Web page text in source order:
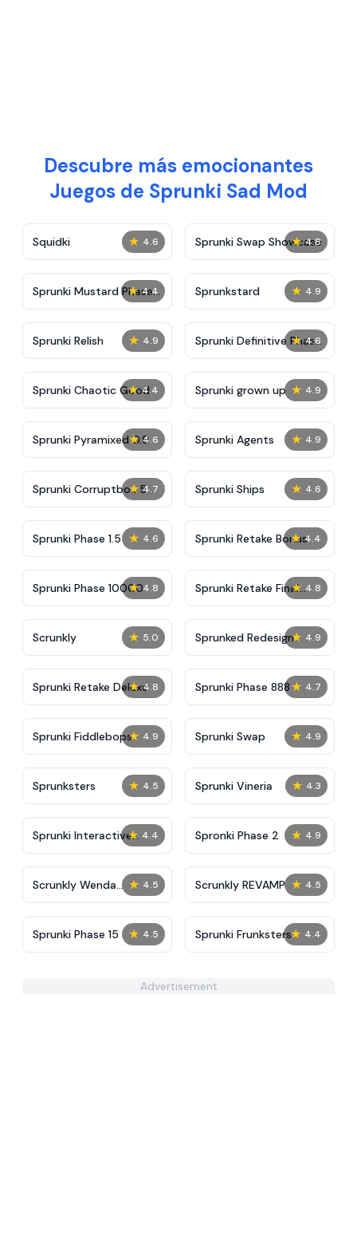
Descubre más emocionantes
Juegos de Sprunki Sad Mod
★ 4.6
Squidki ★ 4.8
Sprunki Swap Showcase
★ 4.4
Sprunki Mustard Phase
2
★ 4.9
Sprunkstard
★ 4.9
Sprunki Relish ★ 4.6
Sprunki Definitive Phase
7
★ 4.4
Sprunki Chaotic Good ★ 4.9
Sprunki grown up
★ 4.6
Sprunki Pyramixed 0.9 ★ 4.9
Sprunki Agents
★ 4.7
Sprunki Corruptbox 5 ★ 4.6
Sprunki Ships
★ 4.6
Sprunki Phase 1.5 ★ 4.4
Sprunki Retake Bonus
★ 4.8
Sprunki Phase 10000 ★ 4.8
Sprunki Retake Final
Update
★ 5.0
Scrunkly ★ 4.9
Sprunked Redesign
★ 4.8
Sprunki Retake Deluxe ★ 4.7
Sprunki Phase 888
★ 4.9
Sprunki Fiddlebops ★ 4.9
Sprunki Swap
★ 4.5
Sprunksters ★ 4.3
Sprunki Vineria
★ 4.4
Sprunki Interactive
Tunner
★ 4.9
Spronki Phase 2
★ 4.5
Scrunkly Wenda
Treatment
★ 4.5
Scrunkly REVAMP
★ 4.5
Sprunki Phase 15 ★ 4.4
Sprunki Frunksters
Advertisement